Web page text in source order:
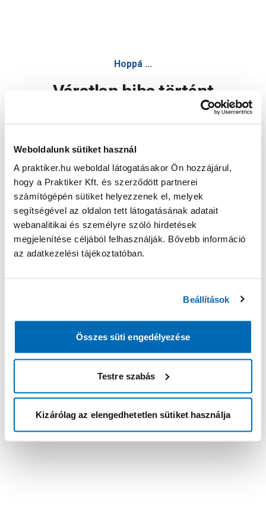
Weboldalunk sütiket használ
A praktiker.hu weboldal látogatásakor Ön hozzájárul,
hogy a Praktiker Kft. és szerződött partnerei
számítógépén sütiket helyezzenek el, melyek
segítségével az oldalon tett látogatásának adatait
webanalitikai és személyre szóló hirdetések
megjelenítése céljából felhasználják. Bővebb információ
az adatkezelési tájékoztatóban.
Beállítások
Összes süti engedélyezése
Testre szabás
Kizárólag az elengedhetetlen sütiket használja
Hoppá ...
Váratlan hiba történt
Oldal újratöltése